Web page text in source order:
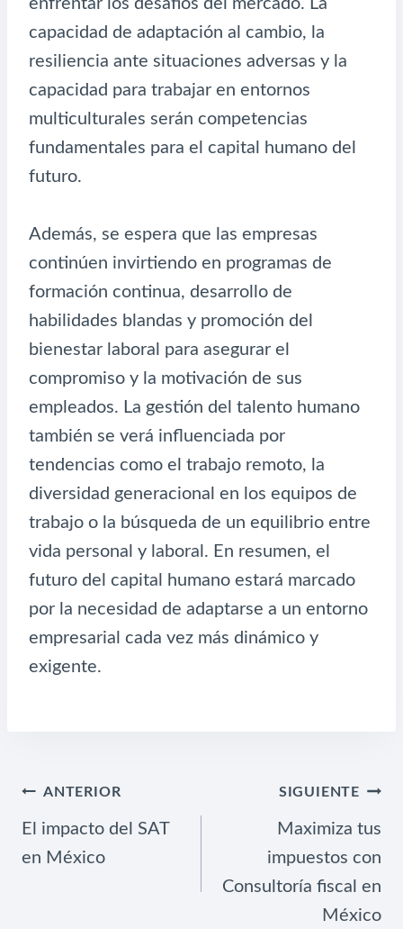
enfrentar los desafíos del mercado. La
capacidad de adaptación al cambio, la
resiliencia ante situaciones adversas y la
capacidad para trabajar en entornos
multiculturales serán competencias
fundamentales para el capital humano del
futuro.
Además, se espera que las empresas
continúen invirtiendo en programas de
formación continua, desarrollo de
habilidades blandas y promoción del
bienestar laboral para asegurar el
compromiso y la motivación de sus
empleados. La gestión del talento humano
también se verá influenciada por
tendencias como el trabajo remoto, la
diversidad generacional en los equipos de
trabajo o la búsqueda de un equilibrio entre
vida personal y laboral. En resumen, el
futuro del capital humano estará marcado
por la necesidad de adaptarse a un entorno
empresarial cada vez más dinámico y
exigente.
NAVEGACIÓN
ENTRADAS
ANTERIOR
El impacto del SAT
en México
SIGUIENTE
Maximiza tus
impuestos con
Consultoría fiscal en
México